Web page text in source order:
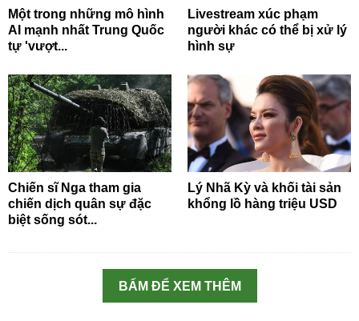
Một trong những mô hình
AI mạnh nhất Trung Quốc
tự 'vượt...
Livestream xúc phạm
người khác có thể bị xử lý
hình sự
Chiến sĩ Nga tham gia
chiến dịch quân sự đặc
biệt sống sót...
Lý Nhã Kỳ và khối tài sản
khổng lồ hàng triệu USD
BẤM ĐỂ XEM THÊM